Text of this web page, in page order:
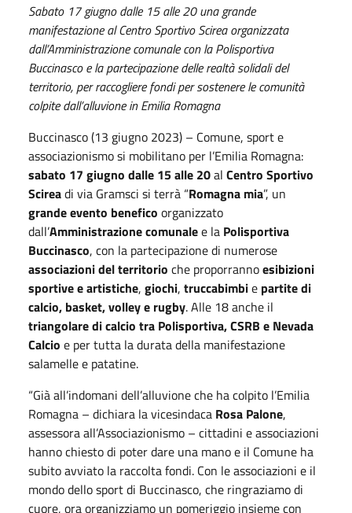
Sabato 17 giugno dalle 15 alle 20 una grande
manifestazione al Centro Sportivo Scirea organizzata
dall’Amministrazione comunale con la Polisportiva
Buccinasco e la partecipazione delle realtà solidali del
territorio, per raccogliere fondi per sostenere le comunità
colpite dall’alluvione in Emilia Romagna
Buccinasco (13 giugno 2023) – Comune, sport e
associazionismo si mobilitano per l’Emilia Romagna:
sabato 17 giugno dalle 15 alle 20al Centro Sportivo
Scireadi via Gramsci si terrà “Romagna mia”, un
grande evento benefico organizzato
dall’Amministrazione comunalee la Polisportiva
Buccinasco, con la partecipazione di numerose
associazioni del territorio che proporrannoesibizioni
sportive e artistiche, giochi, truccabimbie partite di
calcio, basket, volley e rugby. Alle 18 anche il
triangolare di calcio tra Polisportiva, CSRB e Nevada
Calcio e per tutta la durata della manifestazione
salamelle e patatine.
“Già all’indomani dell’alluvione che ha colpito l’Emilia
Romagna – dichiara la vicesindaca Rosa Palone,
assessora all’Associazionismo – cittadini e associazioni
hanno chiesto di poter dare una mano e il Comune ha
subito avviato la raccolta fondi. Con le associazioni e il
mondo dello sport di Buccinasco, che ringraziamo di
cuore, ora organizziamo un pomeriggio insieme con